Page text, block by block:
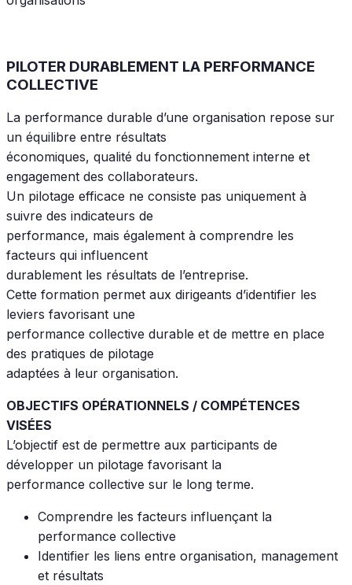
PILOTER DURABLEMENT LA PERFORMANCE
COLLECTIVE
La performance durable d’une organisation repose sur
un équilibre entre résultats
économiques, qualité du fonctionnement interne et
engagement des collaborateurs.
Un pilotage efficace ne consiste pas uniquement à
suivre des indicateurs de
performance, mais également à comprendre les
facteurs qui influencent
durablement les résultats de l’entreprise.
Cette formation permet aux dirigeants d’identifier les
leviers favorisant une
performance collective durable et de mettre en place
des pratiques de pilotage
adaptées à leur organisation.
OBJECTIFS OPÉRATIONNELS / COMPÉTENCES
VISÉES
L’objectif est de permettre aux participants de
développer un pilotage favorisant la
performance collective sur le long terme.
Comprendre les facteurs influençant la
performance collective
Identifier les liens entre organisation, management
et résultats